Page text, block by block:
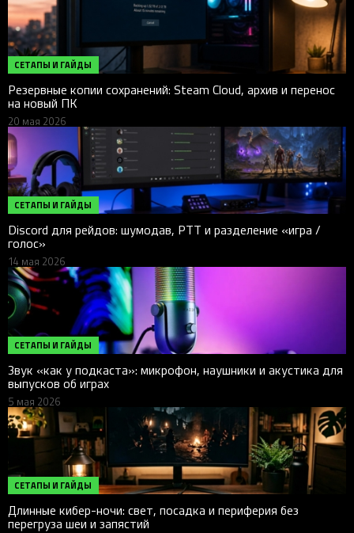
СЕТАПЫ И ГАЙДЫ
Резервные копии сохранений: Steam Cloud, архив и перенос
на новый ПК
20 мая 2026
СЕТАПЫ И ГАЙДЫ
Discord для рейдов: шумодав, PTT и разделение «игра /
голос»
14 мая 2026
СЕТАПЫ И ГАЙДЫ
Звук «как у подкаста»: микрофон, наушники и акустика для
выпусков об играх
5 мая 2026
СЕТАПЫ И ГАЙДЫ
Длинные кибер-ночи: свет, посадка и периферия без
перегруза шеи и запястий